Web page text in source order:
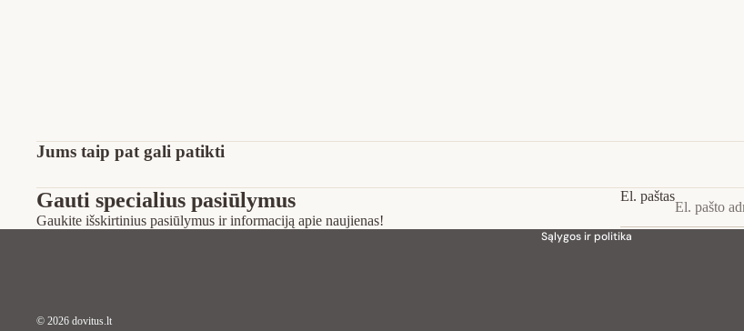
Jums taip pat gali patikti
Gauti specialius pasiūlymus
Gaukite išskirtinius pasiūlymus ir informaciją apie naujienas!
El. paštas
© 2026 dovitus.lt
Sąlygos ir politika
Teisinis pranešimas